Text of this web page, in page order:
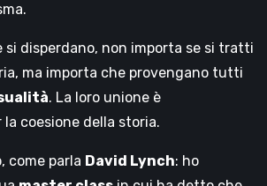
si disperdano, non importa se si tratti
ma importa che provengano tutti
. La loro unione è
coesione della storia.
come parla David Lynch: ho